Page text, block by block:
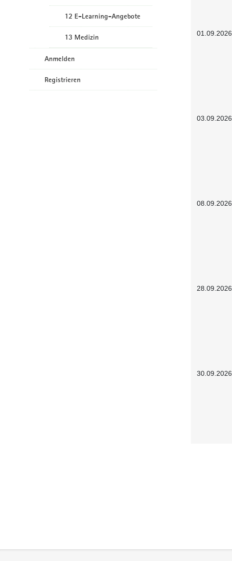
12 E-Learning-Angebote
13 Medizin
Anmelden
Registrieren
01.09.2026
03.09.2026
08.09.2026
28.09.2026
30.09.2026